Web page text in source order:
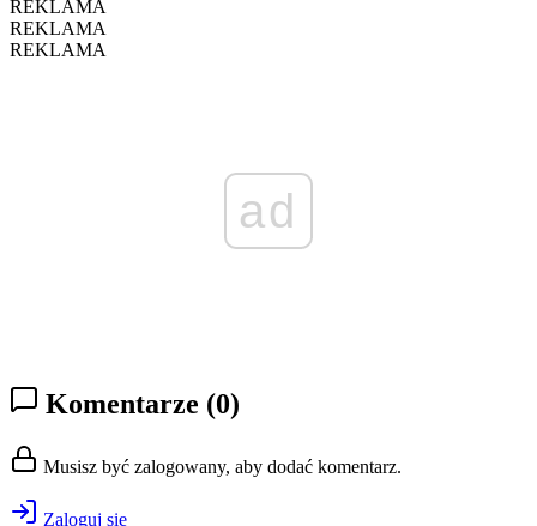
REKLAMA
REKLAMA
REKLAMA
ad
Komentarze (0)
Musisz być zalogowany, aby dodać komentarz.
Zaloguj się